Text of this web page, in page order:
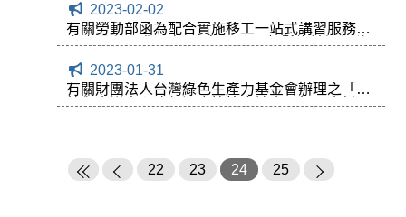
2023-02-02
有關勞動部函為配合實施移工一站式講習服務及
家庭照顧需求，自112年1月1日起鬆綁社福類移
防疫措施一案，敬請會員旅館依照規定辦理，相
關資訊請參閱附件。
2023-01-31
有關財團法人台灣綠色生產力基金會辦理之「餐
館與會議中心冷氣溫度控管座談會」相關資料
22
23 24 25